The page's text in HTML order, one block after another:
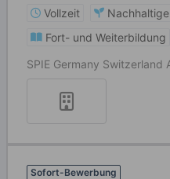
Vollzeit
Fort- und Weiterbildung
SPIE Germany Switzerland
Sofort-Bewerbung